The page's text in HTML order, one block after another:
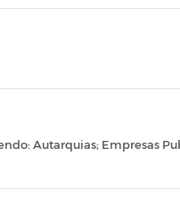
Autarquias; Empresas